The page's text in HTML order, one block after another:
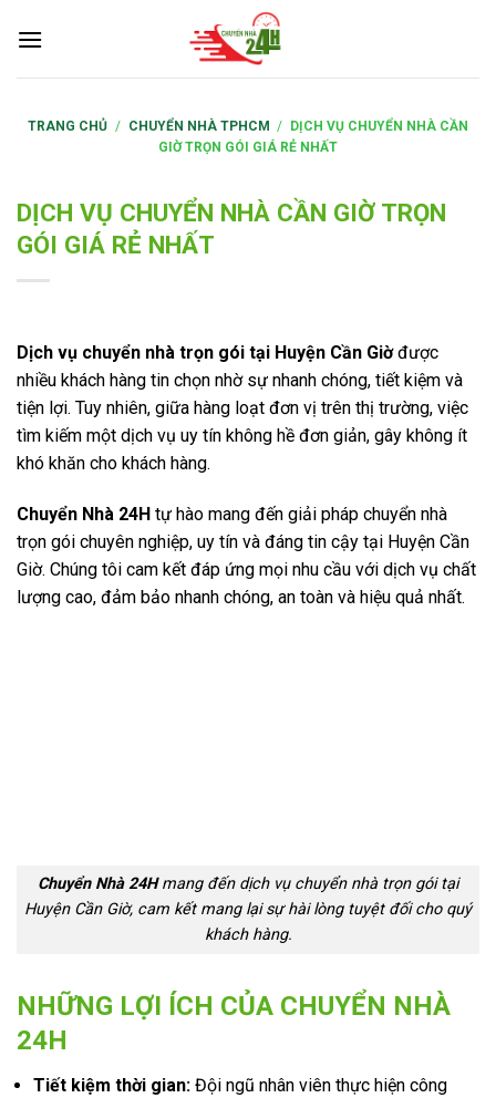
TRANG CHỦ / CHUYỂN NHÀ TPHCM /
DỊCH VỤ CHUYỂN NHÀ CẦN
GIỜ TRỌN GÓI GIÁ RẺ NHẤT
DỊCH VỤ CHUYỂN NHÀ CẦN GIỜ TRỌN
GÓI GIÁ RẺ NHẤT
Dịch vụ chuyển nhà trọn gói tại Huyện Cần Giờđược
nhiều khách hàng tin chọn nhờ sự nhanh chóng, tiết kiệm và
tiện lợi. Tuy nhiên, giữa hàng loạt đơn vị trên thị trường, việc
tìm kiếm một dịch vụ uy tín không hề đơn giản, gây không ít
khó khăn cho khách hàng.
Chuyển Nhà 24H tự hào mang đến giải pháp chuyển nhà
trọn gói chuyên nghiệp, uy tín và đáng tin cậy tại Huyện Cần
Giờ. Chúng tôi cam kết đáp ứng mọi nhu cầu với dịch vụ chất
lượng cao, đảm bảo nhanh chóng, an toàn và hiệu quả nhất.
Chuyển Nhà 24Hmang đến dịch vụ chuyển nhà trọn gói tại
Huyện Cần Giờ, cam kết mang lại sự hài lòng tuyệt đối cho quý
khách hàng.
NHỮNG LỢI ÍCH CỦA CHUYỂN NHÀ
24H
Tiết kiệm thời gian: Đội ngũ nhân viên thực hiện công